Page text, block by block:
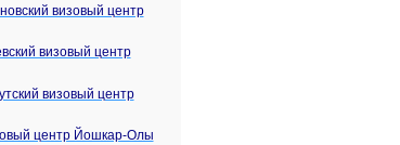
визовый центр
визовый центр
визовый центр
центр Йошкар-Олы